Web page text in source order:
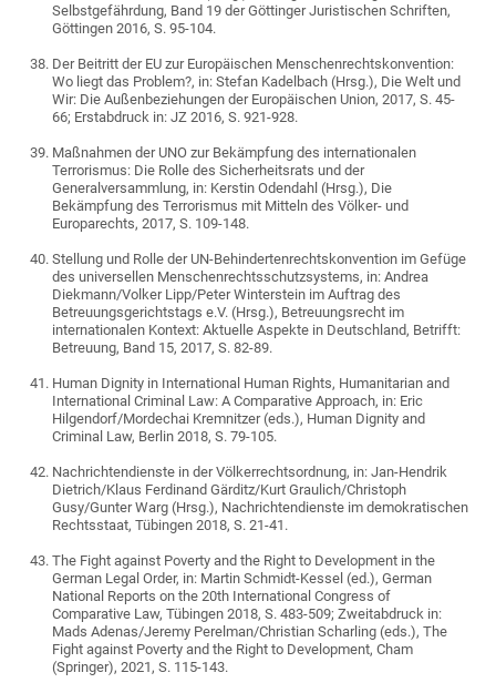
Selbstgefährdung, Band 19 der Göttinger Juristischen Schriften,
Göttingen 2016, S. 95-104.
Der Beitritt der EU zur Europäischen Menschenrechtskonvention:
Wo liegt das Problem?, in: Stefan Kadelbach (Hrsg.), Die Welt und
Wir: Die Außenbeziehungen der Europäischen Union, 2017, S. 45-
66; Erstabdruck in: JZ 2016, S. 921-928.
Maßnahmen der UNO zur Bekämpfung des internationalen
Terrorismus: Die Rolle des Sicherheitsrats und der
Generalversammlung, in: Kerstin Odendahl (Hrsg.), Die
Bekämpfung des Terrorismus mit Mitteln des Völker- und
Europarechts, 2017, S. 109-148.
Stellung und Rolle der UN-Behindertenrechtskonvention im Gefüge
des universellen Menschenrechtsschutzsystems, in: Andrea
Diekmann/Volker Lipp/Peter Winterstein im Auftrag des
Betreuungsgerichtstags e.V. (Hrsg.), Betreuungsrecht im
internationalen Kontext: Aktuelle Aspekte in Deutschland, Betrifft:
Betreuung, Band 15, 2017, S. 82-89.
Human Dignity in International Human Rights, Humanitarian and
International Criminal Law: A Comparative Approach, in: Eric
Hilgendorf/Mordechai Kremnitzer (eds.), Human Dignity and
Criminal Law, Berlin 2018, S. 79-105.
Nachrichtendienste in der Völkerrechtsordnung, in: Jan-Hendrik
Dietrich/Klaus Ferdinand Gärditz/Kurt Graulich/Christoph
Gusy/Gunter Warg (Hrsg.), Nachrichtendienste im demokratischen
Rechtsstaat, Tübingen 2018, S. 21-41.
The Fight against Poverty and the Right to Development in the
German Legal Order, in: Martin Schmidt-Kessel (ed.), German
National Reports on the 20th International Congress of
Comparative Law, Tübingen 2018, S. 483-509;Zweitabdruck in:
Mads Adenas/Jeremy Perelman/Christian Scharling (eds.), The
Fight against Poverty and the Right to Development, Cham
(Springer), 2021, S. 115-143.